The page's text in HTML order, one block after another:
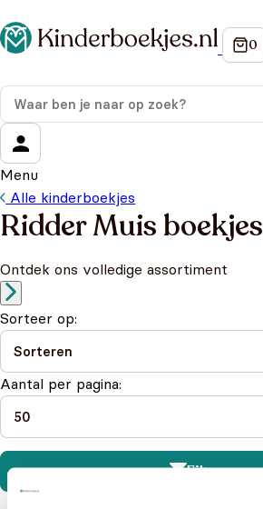
Menu
Alle kinderboekjes
Ridder Muis boekjes
Ontdek ons volledige assortiment
Sorteer op:
Aantal per pagina:
Filteren